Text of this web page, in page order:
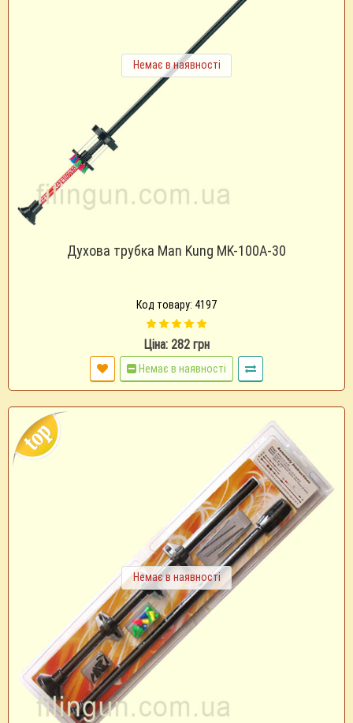
Немає в наявності
Духова трубка Man Kung MK-100A-30
Код товару: 4197
Ціна: 282 грн
Немає в наявності
Немає в наявності